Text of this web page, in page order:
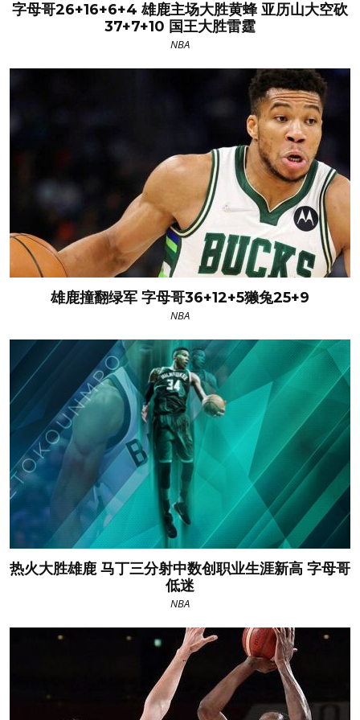
字母哥26+16+6+4 雄鹿主场大胜黄蜂 亚历山大空砍
37+7+10 国王大胜雷霆
NBA
雄鹿撞翻绿军 字母哥36+12+5獭兔25+9
NBA
热火大胜雄鹿 马丁三分射中数创职业生涯新高 字母哥
低迷
NBA